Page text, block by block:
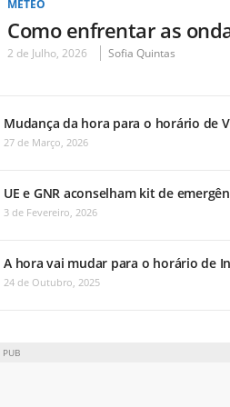
METEO
Como enfrentar as
2 de Julho, 2026 Sofia Quintas
Mudança da hora para o horário de
27 de Março, 2026
UE e GNR aconselham kit de
3 de Fevereiro, 2026
A hora vai mudar para o horário de
24 de Outubro, 2025
PUB